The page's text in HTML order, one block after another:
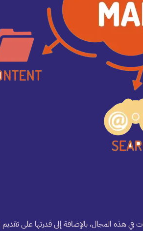
في هذه المجال، بالإضافة إلى قدرتها على